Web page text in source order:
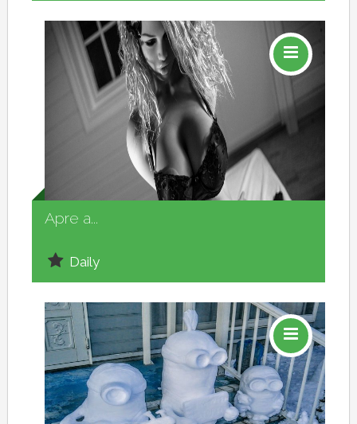
Apre a...
Daily